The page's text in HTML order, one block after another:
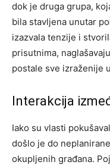
dok je druga grupa,
bila stavljena unutar
izazvala tenzije i
prisutnima,
postale sve izraženije
Interakcija
Iako su vlasti
došlo je do
okupljenih građana.